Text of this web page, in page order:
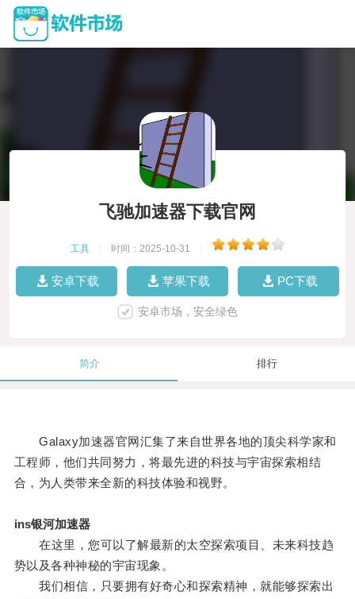
飞驰加速器下载官网
工具 时间：2025-10-31
安卓下载 苹果下载 PC下载
安卓市场，安全绿色
简介 排行
Galaxy加速器官网汇集了来自世界各地的顶尖科学家和
工程师，他们共同努力，将最先进的科技与宇宙探索相结
合，为人类带来全新的科技体验和视野。
ins银河加速器
在这里，您可以了解最新的太空探索项目、未来科技趋
势以及各种神秘的宇宙现象。
我们相信，只要拥有好奇心和探索精神，就能够探索出